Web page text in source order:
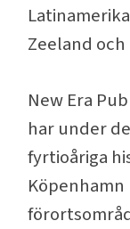
Zeeland
New Era
har under
fyrtioåriga